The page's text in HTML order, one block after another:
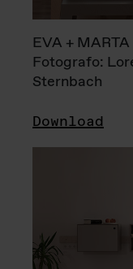
EVA + MARTA
Fotografo:
Sternbach
Download